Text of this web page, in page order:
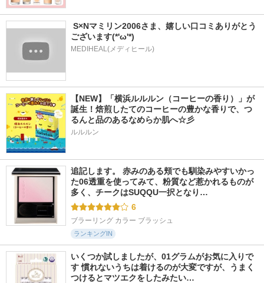
S×Nマミリン2006さま、嬉しい口コミありがとう
ございます(*'ω'*)
MEDIHEAL(メディヒール)
【NEW】「横浜ルルルン（コーヒーの香り）」が
誕生！焙煎したてのコーヒーの豊かな香りで、つ
るんと品のあるなめらか肌へ☆彡
ルルルン
追記します。 赤みのある頬でも馴染みやすいかっ
た06透重を使ってみて、粉質など惹かれるものが
多く、チークはSUQQU一択となり…
6
ブラーリング カラー ブラッシュ
ランキングIN
いくつか試しましたが、01グラムがお気に入りで
す 慣れないうちは着けるのが大変ですが、うまく
つけるとマツエクをしたみたい…